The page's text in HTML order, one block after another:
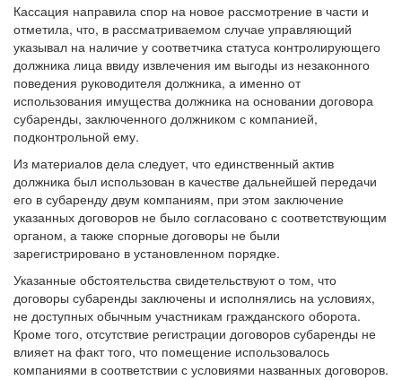
Кассация направила спор на новое рассмотрение в части и
отметила, что, в рассматриваемом случае управляющий
указывал на наличие у соответчика статуса контролирующего
должника лица ввиду извлечения им выгоды из незаконного
поведения руководителя должника, а именно от
использования имущества должника на основании договора
субаренды, заключенного должником с компанией,
подконтрольной ему.
Из материалов дела следует, что единственный актив
должника был использован в качестве дальнейшей передачи
его в субаренду двум компаниям, при этом заключение
указанных договоров не было согласовано с соответствующим
органом, а также спорные договоры не были
зарегистрировано в установленном порядке.
Указанные обстоятельства свидетельствуют о том, что
договоры субаренды заключены и исполнялись на условиях,
не доступных обычным участникам гражданского оборота.
Кроме того, отсутствие регистрации договоров субаренды не
влияет на факт того, что помещение использовалось
компаниями в соответствии с условиями названных договоров.